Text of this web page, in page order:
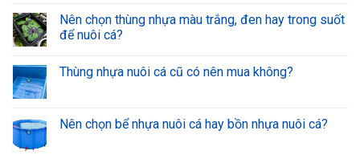
Nên chọn thùng nhựa màu trắng, đen hay trong suốt
để nuôi cá?
Thùng nhựa nuôi cá cũ có nên mua không?
Nên chọn bể nhựa nuôi cá hay bồn nhựa nuôi cá?